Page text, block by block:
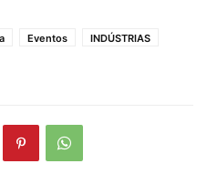
Eventos
INDÚSTRIAS